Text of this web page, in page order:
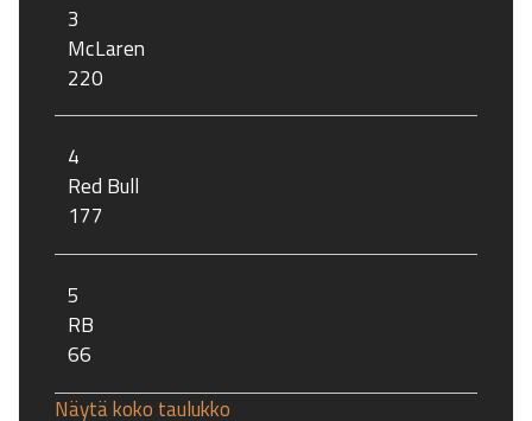
3
McLaren
220
4
Red Bull
177
5
RB
66
Näytä koko taulukko